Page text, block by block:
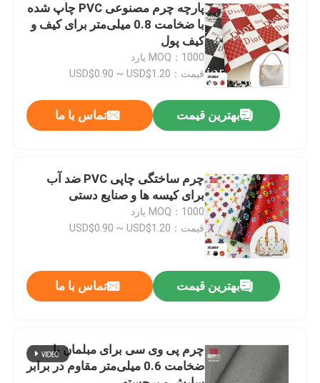
محصولات
دربارهی ما
کارخانه تور
تماس با ما
درخواست نقل قول
پوست ساختگی PVC
مواد چرم مایکروفیبر
پارچه چرم مصنوعی PVC چاپ شده
با ضخامت 0.8 میلی‌متر برای کیف و
کیف پول
MOQ：1000 یارد
قیمت：USD$0.90 ~ USD$1.20
بهترین قیمت تماس با ما
چرم ساختگی چاپی PVC ضد آب
برای کیسه ها و صنایع دستی
MOQ：1000 یارد
قیمت：USD$0.90 ~ USD$1.20
بهترین قیمت تماس با ما
چرم پی وی سی برای مبلمان با
ضخامت 0.6 میلی‌متر مقاوم در برابر